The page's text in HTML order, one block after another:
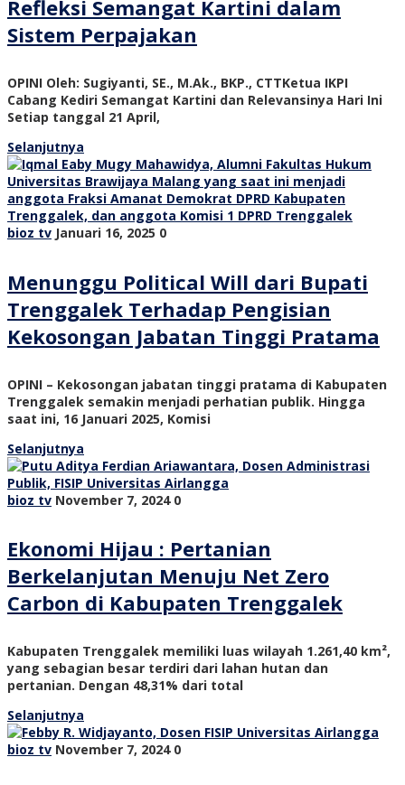
Refleksi Semangat Kartini dalam
Sistem Perpajakan
OPINI Oleh: Sugiyanti, SE., M.Ak., BKP., CTTKetua IKPI
Cabang Kediri Semangat Kartini dan Relevansinya Hari Ini
Setiap tanggal 21 April,
Selanjutnya
bioz tv Januari 16, 2025 0
Menunggu Political Will dari Bupati
Trenggalek Terhadap Pengisian
Kekosongan Jabatan Tinggi Pratama
OPINI – Kekosongan jabatan tinggi pratama di Kabupaten
Trenggalek semakin menjadi perhatian publik. Hingga
saat ini, 16 Januari 2025, Komisi
Selanjutnya
bioz tv November 7, 2024 0
Ekonomi Hijau : Pertanian
Berkelanjutan Menuju Net Zero
Carbon di Kabupaten Trenggalek
Kabupaten Trenggalek memiliki luas wilayah 1.261,40 km²,
yang sebagian besar terdiri dari lahan hutan dan
pertanian. Dengan 48,31% dari total
Selanjutnya
bioz tv November 7, 2024 0